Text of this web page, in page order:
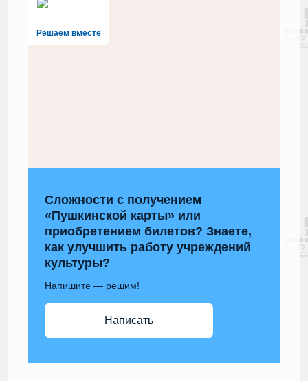
Решаем вместе
Сложности с получением
«Пушкинской карты» или
приобретением билетов? Знаете,
как улучшить работу учреждений
культуры?
Напишите — решим!
Написать